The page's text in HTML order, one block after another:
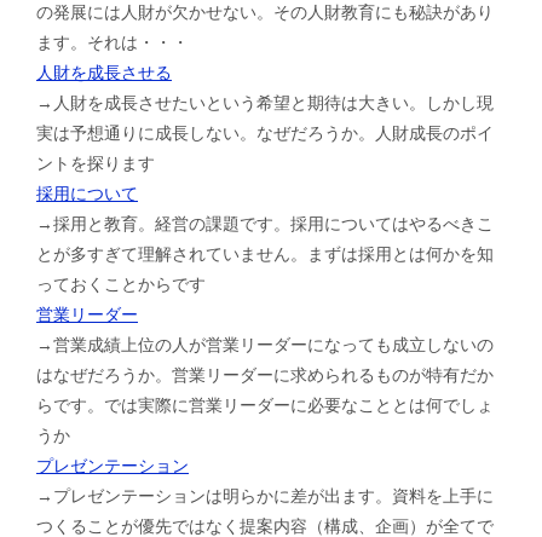
の発展には人財が欠かせない。その人財教育にも秘訣があり
ます。それは・・・
人財を成長させる
→人財を成長させたいという希望と期待は大きい。しかし現
実は予想通りに成長しない。なぜだろうか。人財成長のポイ
ントを探ります
採用について
→採用と教育。経営の課題です。採用についてはやるべきこ
とが多すぎて理解されていません。まずは採用とは何かを知
っておくことからです
営業リーダー
→営業成績上位の人が営業リーダーになっても成立しないの
はなぜだろうか。営業リーダーに求められるものが特有だか
らです。では実際に営業リーダーに必要なこととは何でしょ
うか
プレゼンテーション
→プレゼンテーションは明らかに差が出ます。資料を上手に
つくることが優先ではなく提案内容（構成、企画）が全てで